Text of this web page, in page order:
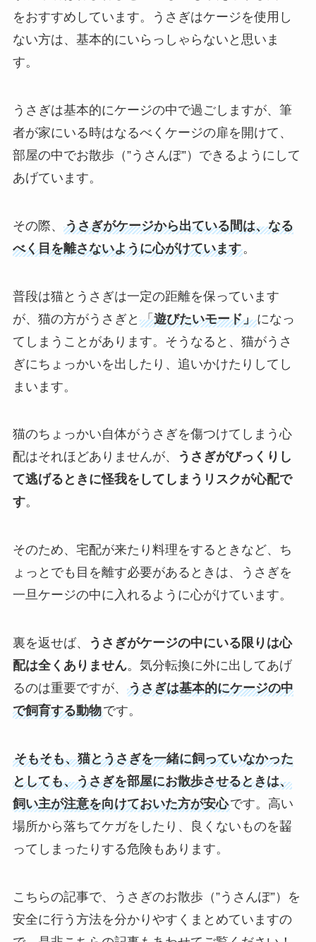
をおすすめしています。うさぎはケージを使用し
ない方は、基本的にいらっしゃらないと思いま
す。
うさぎは基本的にケージの中で過ごしますが、筆
者が家にいる時はなるべくケージの扉を開けて、
部屋の中でお散歩（”うさんぽ”）できるようにして
あげています。
その際、 うさぎがケージから出ている間は、なる
べく目を離さないように心がけています。
普段は猫とうさぎは一定の距離を保っています
が、猫の方がうさぎと 「遊びたいモード」になっ
てしまうことがあります。そうなると、猫がうさ
ぎにちょっかいを出したり、追いかけたりしてし
まいます。
猫のちょっかい自体がうさぎを傷つけてしまう心
配はそれほどありませんが、
うさぎがびっくりし
て逃げるときに怪我をしてしまうリスクが心配で
す。
そのため、宅配が来たり料理をするときなど、ち
ょっとでも目を離す必要があるときは、うさぎを
一旦ケージの中に入れるように心がけています。
裏を返せば、
うさぎがケージの中にいる限りは心
配は全くありません。気分転換に外に出してあげ
るのは重要ですが、 うさぎは基本的にケージの中
で飼育する動物です。
そもそも、猫とうさぎを一緒に飼っていなかった
としても、うさぎを部屋にお散歩させるときは、
飼い主が注意を向けておいた方が安心です。高い
場所から落ちてケガをしたり、良くないものを齧
ってしまったりする危険もあります。
こちらの記事で、うさぎのお散歩（”うさんぽ”）を
安全に行う方法を分かりやすくまとめていますの